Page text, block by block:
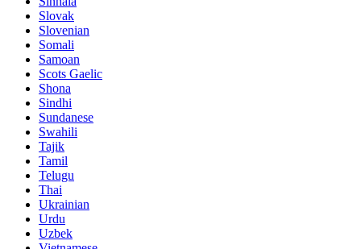
Slovak
Slovenian
Somali
Samoan
Scots Gaelic
Shona
Sindhi
Sundanese
Swahili
Tajik
Tamil
Telugu
Thai
Ukrainian
Urdu
Uzbek